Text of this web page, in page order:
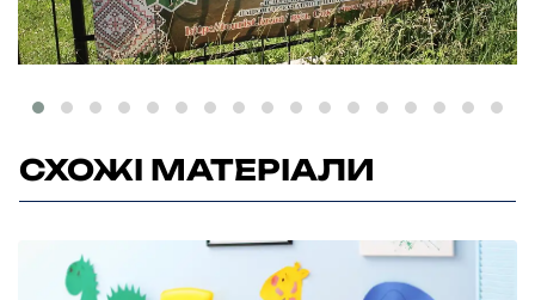
СХОЖІ МАТЕРІАЛИ